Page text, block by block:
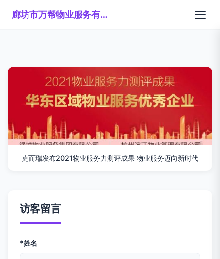
廊坊市万帮物业服务有限公司
克而瑞发布2021物业服务力测评成果 物业服务迈向新时代
访客留言
*姓名